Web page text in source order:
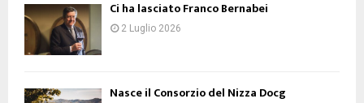
Ci ha lasciato Franco Bernabei
2 Luglio 2026
Nasce il Consorzio del Nizza Docg